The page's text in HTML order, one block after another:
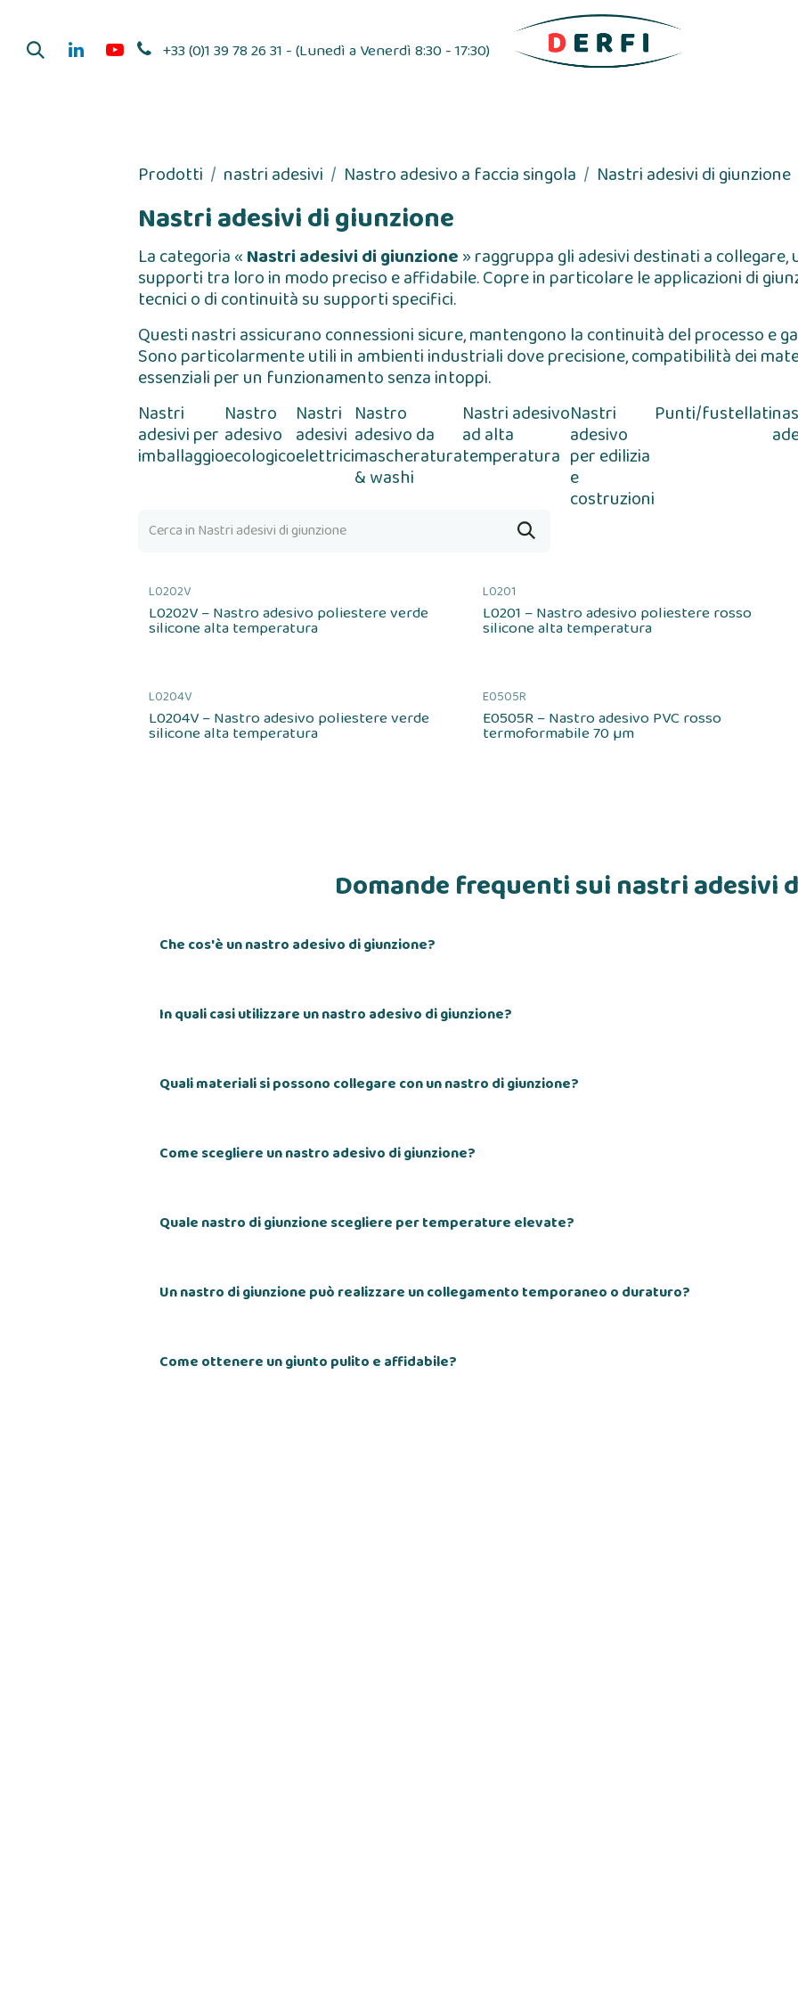
+33 (0)1 39 78 26 31 - (Lunedì a Venerdì 8:30 - 17:30)
Prodotti
nastri adesivi Nastro adesivo a faccia singola Nastri adesivi di giunzione
Nastri adesivi di giunzione
La categoria «Nastri adesivi di giunzione» raggruppa gli adesivi destinati a
supporti tra loro in modo preciso e affidabile. Copre in particolare le applicazioni di
tecnici o di continuità su supporti specifici.
Questi nastri assicurano connessioni sicure, mantengono la continuità del processo e
Sono particolarmente utili in ambienti industriali dove precisione, compatibilità dei
essenziali per un funzionamento senza intoppi.
Nastri
adesivi per
imballaggio
Nastro
adesivo
ecologico
Nastri
adesivi
elettrici
Nastro
adesivo da
mascheratura
& washi
Nastri adesivo
ad alta
temperatura
Nastri
adesivo
per edilizia
e
costruzioni
Punti/fustellati
L0202V
L0202V – Nastro adesivo poliestere verde
silicone alta temperatura
L0201
L0201 – Nastro adesivo poliestere rosso
silicone alta temperatura
L0204V
L0204V – Nastro adesivo poliestere verde
silicone alta temperatura
E0505R
E0505R – Nastro adesivo PVC rosso
termoformabile 70 µm
Domande frequenti sui nastri adesivi
Che cos'è un nastro adesivo di giunzione?
In quali casi utilizzare un nastro adesivo di giunzione?
Quali materiali si possono collegare con un nastro di giunzione?
Come scegliere un nastro adesivo di giunzione?
Quale nastro di giunzione scegliere per temperature elevate?
Un nastro di giunzione può realizzare un collegamento temporaneo o duraturo?
Come ottenere un giunto pulito e affidabile?